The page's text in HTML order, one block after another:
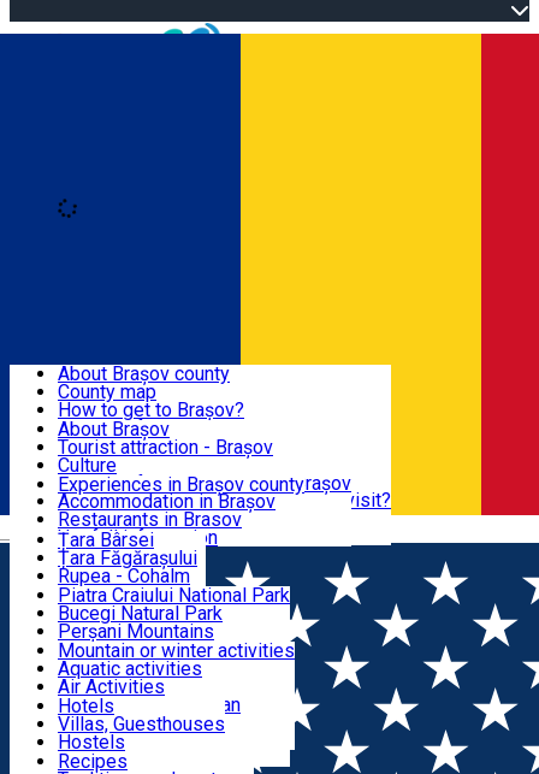
Română
BRAȘOV
EXPERIENCES
DESTINATIONS
NATURE
ACTIVE TOURISM
ACCOMMODATION
CULTURAL HERITAGE
About Brașov county
County map
How to get to Brașov?
Tourist Information Centers
Tourist Guides
Brașov Tourism Recommendations
Historical tourist attractions
What would a local recommend to visit?
Tourism news Brașov
Restaurants
About Brașov
Tourist attraction - Brașov
Culture
Tourist Information Center - Brașov
Accommodation in Brașov
Restaurants in Brasov
Usefull information
Experiences in Brașov county
Țara Bârsei
Țara Făgărașului
Rupea - Cohalm
ECO Destinations
Piatra Craiului National Park
Bucegi Natural Park
Perșani Mountains
Făgăraș Mountains
Postăvarul Peak
Măgura Codlei
Ciucaș Mountains
Protected areas
Other natural attractions
Speoturism
Mountain or winter activities
Aquatic activities
Air Activities
Adventure, Equestrian
Cycling, Running
Other activities
Hotels
Villas, Guesthouses
Hostels
Cottages
Recipes